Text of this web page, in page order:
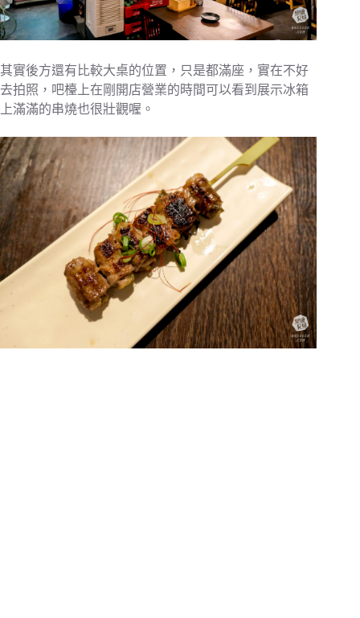
其實後方還有比較大桌的位置，只是都滿座，實在不好
去拍照，吧檯上在剛開店營業的時間可以看到展示冰箱
上滿滿的串燒也很壯觀喔。